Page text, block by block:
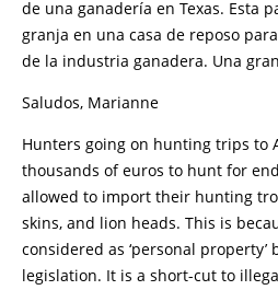
de una ganadería en Texas. Esta
granja en una casa de reposo
de la industria ganadera. Una
Saludos, Marianne
Hunters going on hunting trips to
thousands of euros to hunt for
allowed to import their hunting
skins, and lion heads. This is
considered as ‘personal property’
legislation. It is a short-cut to